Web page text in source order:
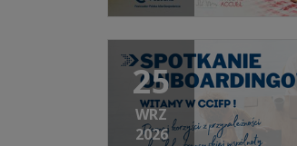
25
WRZ
2026